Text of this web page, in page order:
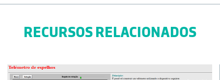
RECURSOS RELACIONADOS